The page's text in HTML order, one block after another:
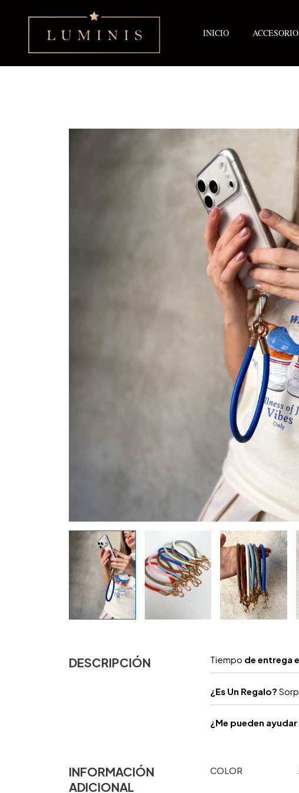
contenido
INICIO
DESCRIPCIÓN Tiempo de entrega
¿ Es Un Regalo?
¿Me pueden
INFORMACIÓN
ADICIONAL
COLOR